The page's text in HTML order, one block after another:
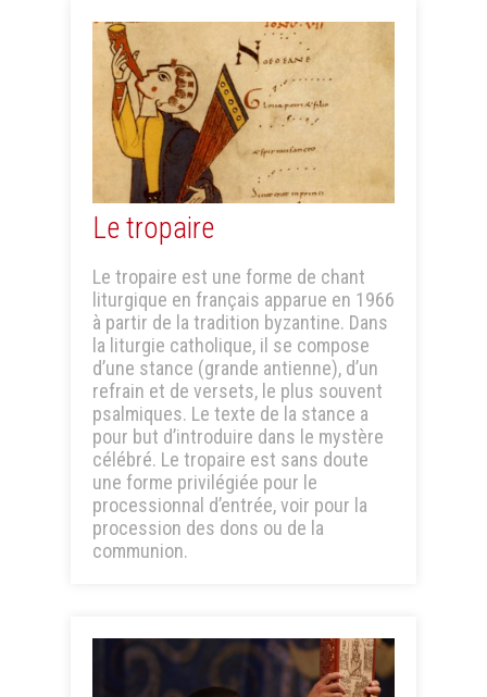
Le tropaire
Le tropaire est une forme de chant
liturgique en français apparue en 1966
à partir de la tradition byzantine. Dans
la liturgie catholique, il se compose
d’une stance (grande antienne), d’un
refrain et de versets, le plus souvent
psalmiques. Le texte de la stance a
pour but d’introduire dans le mystère
célébré. Le tropaire est sans doute
une forme privilégiée pour le
processionnal d’entrée, voir pour la
procession des dons ou de la
communion.